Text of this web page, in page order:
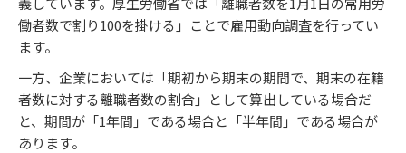
働者数で割り100を掛ける」ことで雇用動向調査を行ってい
ます。
一方、企業においては「期初から期末の期間で、期末の在籍
者数に対する離職者数の割合」として算出している場合だ
と、期間が「1年間」である場合と「半年間」である場合が
あります。